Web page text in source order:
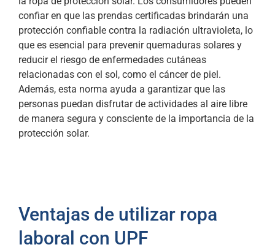
confiar en que las prendas certificadas brindarán una
protección confiable contra la radiación ultravioleta, lo
que es esencial para prevenir quemaduras solares y
reducir el riesgo de enfermedades cutáneas
relacionadas con el sol, como el cáncer de piel.
Además, esta norma ayuda a garantizar que las
personas puedan disfrutar de actividades al aire libre
de manera segura y consciente de la importancia de la
protección solar.
Ventajas de utilizar ropa
laboral con UPF